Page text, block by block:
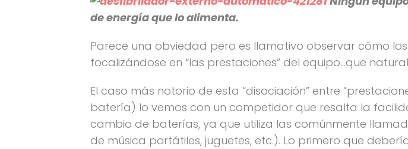
de energía que lo alimenta.
Parece una obviedad pero es llamativo observar cómo
focalizándose en “las prestaciones” del equipo…que
El caso más notorio de esta “disociación” entre
batería) lo vemos con un competidor que resalta la
cambio de baterías, ya que utiliza las comúnmente
de música portátiles, juguetes, etc.). Lo primero que